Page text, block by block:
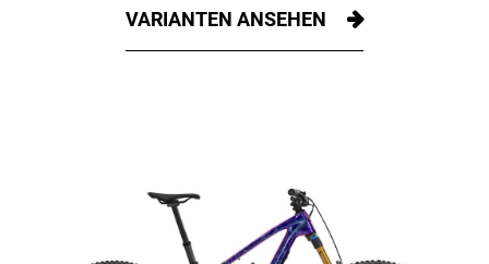
VARIANTEN ANSEHEN